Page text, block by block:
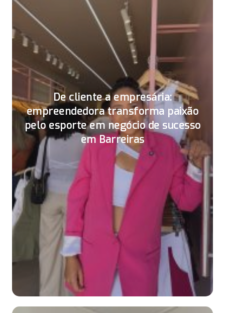
De cliente a empresária:
empreendedora transforma paixão
pelo esporte em negócio de sucesso
em Barreiras